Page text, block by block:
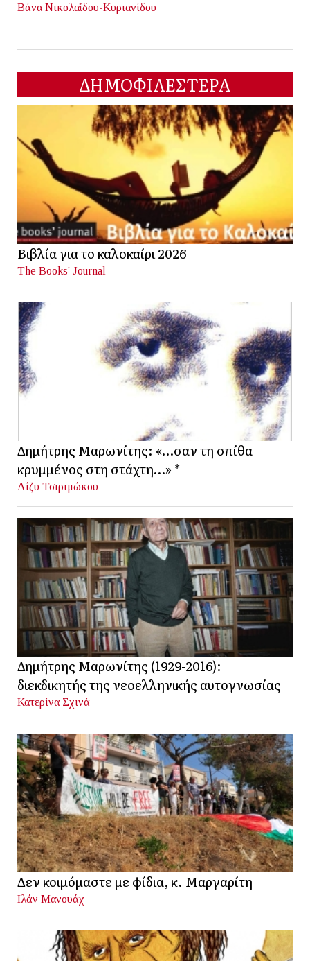
Βάνα Νικολαΐδου-Κυριανίδου
ΔΗΜΟΦΙΛΕΣΤΕΡΑ
Βιβλία για το καλοκαίρι 2026
The Books' Journal
Δημήτρης Μαρωνίτης: «…σαν τη σπίθα
κρυμμένος στη στάχτη…» *
Λίζυ Τσιριμώκου
Δημήτρης Μαρωνίτης (1929-2016):
διεκδικητής της νεοελληνικής αυτογνωσίας
Κατερίνα Σχινά
Δεν κοιμόμαστε με φίδια, κ. Μαργαρίτη
Ιλάν Μανουάχ